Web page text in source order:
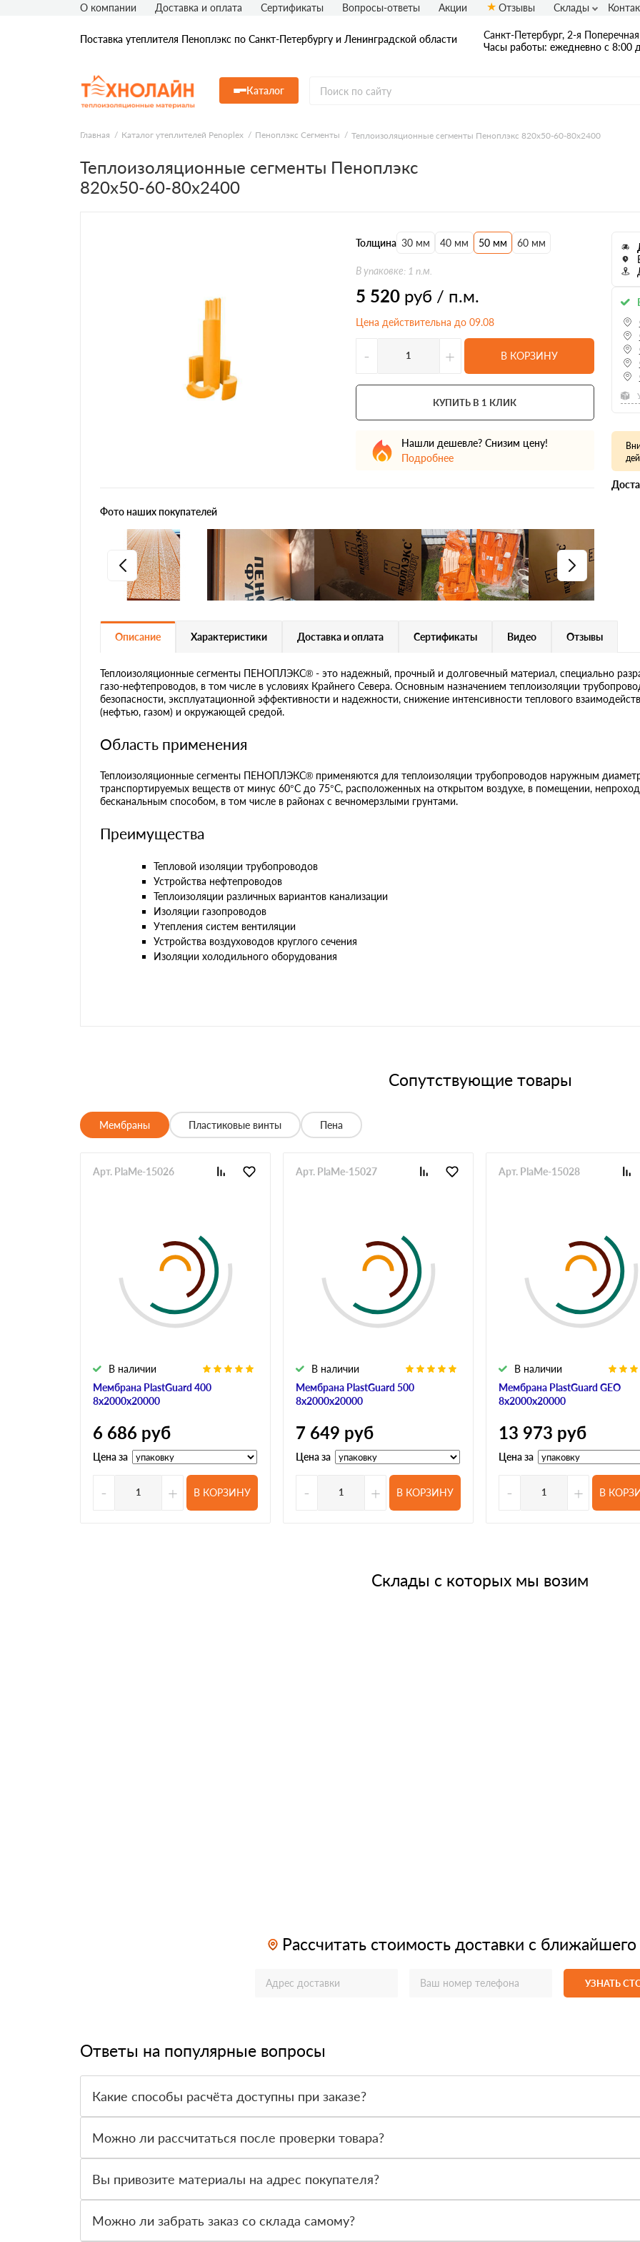
Поставка утеплителя Пеноплэкс по Санкт-Петербургу и Ленинградской области
Санкт-Петербург, 2-я
Часы работы: ежедневно с 8:00
Каталог
О компании Доставка и оплата Сертификаты Вопросы-ответы Акции Отзывы Склады
Главная Каталог утеплителей Penoplex Пеноплэкс Сегменты Теплоизоляционные сегменты Пеноплэкс 820x50-60-80х2400
Теплоизоляционные сегменты Пеноплэкс
820x50-60-80х2400
Толщина 30 мм 40 мм 50 мм 60 мм
В упаковке: 1 п.м.
5 520 руб / п.м.
Цена действительна до 09.08
- + В КОРЗИНУ
КУПИТЬ В 1 КЛИК
Нашли дешевле? Снизим цену!
Подробнее
Фото наших покупателей
Описание Характеристики Доставка и оплата Сертификаты Видео Отзывы
Теплоизоляционные сегменты ПЕНОПЛЭКС® - это надежный, прочный и долговечный материал, специально
газо-нефтепроводов, в том числе в условиях Крайнего Севера. Основным назначением теплоизоляции
безопасности, эксплуатационной эффективности и надежности, снижение интенсивности теплового
(нефтью, газом) и окружающей средой.
Область применения
Теплоизоляционные сегменты ПЕНОПЛЭКС® применяются для теплоизоляции трубопроводов наружным
транспортируемых веществ от минус 60°С до 75°С, расположенных на открытом воздухе, в помещении,
бесканальным способом, в том числе в районах с вечномерзлыми грунтами.
Преимущества
Тепловой изоляции трубопроводов
Устройства нефтепроводов
Теплоизоляции различных вариантов канализации
Изоляции газопроводов
Утепления систем вентиляции
Устройства воздуховодов круглого сечения
Изоляции холодильного оборудования
Сопутствующие товары
Мембраны Пластиковые винты Пена
Мембрана PlastGuard 400
8х2000х20000
В наличии
Арт. PlaMe-15026
6 686 руб
Цена за
- + В КОРЗИНУ
Мембрана PlastGuard 500
8х2000х20000
В наличии
Арт. PlaMe-15027
7 649 руб
Цена за
- + В КОРЗИНУ
Мембрана PlastGuard GEO
8х2000х20000
В наличии
Арт. PlaMe-15028
13 973 руб
Цена за
- + В
Склады с которых мы возим
Рассчитать стоимость доставки с ближайшего
УЗНАТЬ
Ответы на популярные вопросы
Какие способы расчёта доступны при заказе?
Можно ли рассчитаться после проверки товара?
Вы привозите материалы на адрес покупателя?
Можно ли забрать заказ со склада самому?